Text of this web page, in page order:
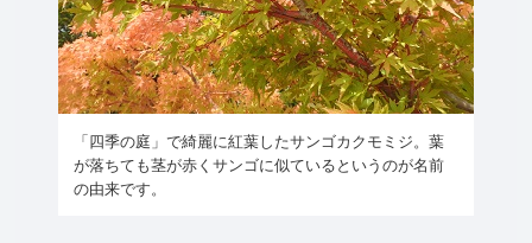
「四季の庭」で綺麗に紅葉したサンゴカクモミジ。葉
が落ちても茎が赤くサンゴに似ているというのが名前
の由来です。